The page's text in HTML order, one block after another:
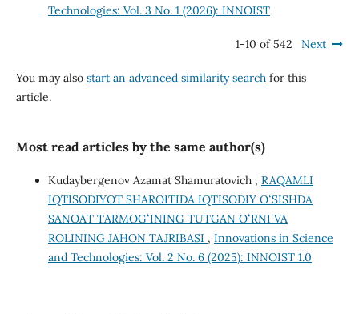
Technologies: Vol. 3 No. 1 (2026): INNOIST
1-10 of 542 Next
You may also start an advanced similarity searchfor this
article.
Most read articles by the same author(s)
Kudaybergenov Azamat Shamuratovich , RAQAMLI
IQTISODIYOT SHAROITIDA IQTISODIY OʻSISHDA
SANOAT TARMOGʻINING TUTGAN OʻRNI VA
ROLINING JAHON TAJRIBASI , Innovations in Science
and Technologies: Vol. 2 No. 6 (2025): INNOIST 1.0